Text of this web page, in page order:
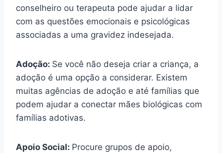
conselheiro ou terapeuta pode ajudar a lidar
com as questões emocionais e psicológicas
associadas a uma gravidez indesejada.
Adoção: Se você não deseja criar a criança, a
adoção é uma opção a considerar. Existem
muitas agências de adoção e até famílias que
podem ajudar a conectar mães biológicas com
famílias adotivas.
Apoio Social: Procure grupos de apoio,